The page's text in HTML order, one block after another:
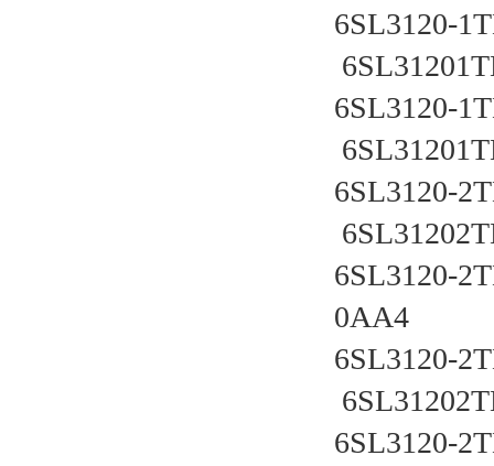
6SL3120-
6SL3120-
6SL3120-
6SL3120-
0AA4
6SL3120-
6SL3120-